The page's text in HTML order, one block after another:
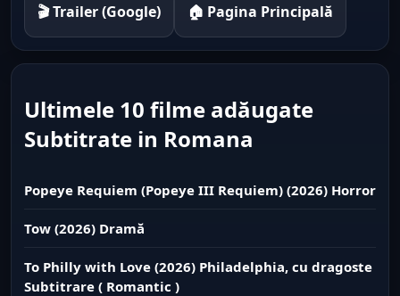
🎬 Trailer (Google) 🏠 Pagina Principală
Ultimele 10 filme adăugate
Subtitrate in Romana
Popeye Requiem (Popeye III Requiem) (2026) Horror
Tow (2026) Dramă
To Philly with Love (2026) Philadelphia, cu dragoste
Subtitrare ( Romantic )